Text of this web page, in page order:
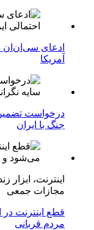
ادعای سی‌ان‌ان
آمریکا
درخواست تضمین
جنگ با ایران
اینترنت،
مجازات جمعی
قطع اینترنت در
مردم قربانی